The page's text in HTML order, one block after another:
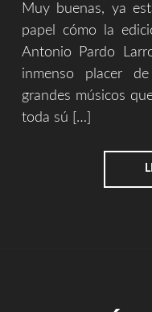
Muy buenas, ya
papel cómo la
Antonio Pardo
inmenso placer
grandes músicos
toda sú […]